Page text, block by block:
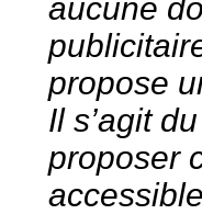
aucune
propose
Il s’agit
proposer